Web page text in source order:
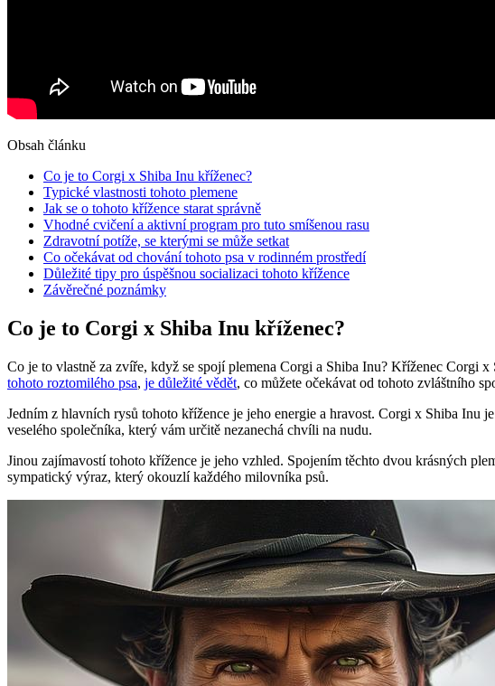
Obsah článku
Co je to Corgi x Shiba Inu kříženec?
Typické vlastnosti tohoto plemene
Jak se o tohoto křížence starat správně
Vhodné cvičení a aktivní program pro tuto smíšenou rasu
Zdravotní potíže, se kterými se může setkat
Co očekávat od chování tohoto psa v rodinném prostředí
Důležité tipy pro úspěšnou socializaci tohoto křížence
Závěrečné poznámky
Co je to Corgi x Shiba Inu kříženec?
Co je to vlastně za zvíře, když se spojí plemena Corgi a Shiba Inu? Kříženec Corgi
tohoto roztomilého psa, je důležité vědět, co můžete očekávat od tohoto zvláštního
Jedním z hlavních rysů tohoto křížence je jeho energie a hravost. Corgi x Shiba
veselého společníka, který vám určitě nezanechá chvíli na nudu.
Jinou zajímavostí tohoto křížence je jeho vzhled. Spojením těchto dvou krásných
sympatický výraz, který okouzlí každého milovníka psů.